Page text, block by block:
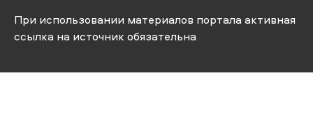
При использовании материалов портала активная
ссылка на источник обязательна